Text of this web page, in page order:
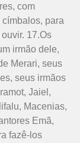
com
para
17.Os
irmão dele,
Merari, seus
seus irmãos
Jaiel,
Macenias,
Emã,
fazê-los